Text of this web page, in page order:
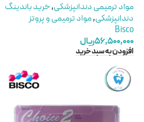
مواد ترمیمی دندانپزشکی,خرید باندینگ
دندانپزشکی,مواد ترمیمی و پروتز
Bisco
۵۶,۵۰۰,۰۰۰ریال
افزودن به سبد خرید